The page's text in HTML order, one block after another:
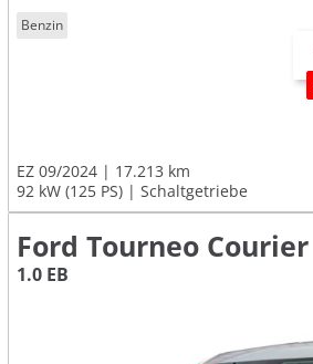
Benzin
EZ 09/2024
17.213 km
92 kW (125 PS)
Schaltgetriebe
Ford Tourneo Courier
1.0 EB